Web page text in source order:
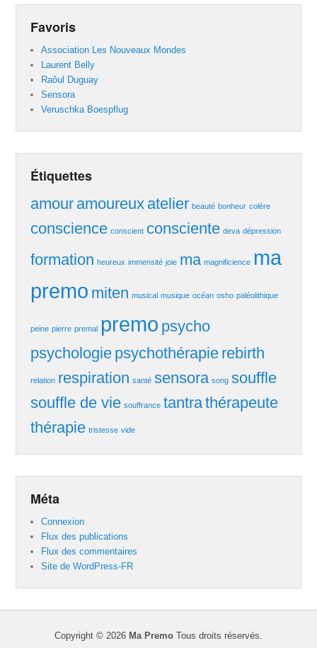
Favoris
Association Les Nouveaux Mondes
Laurent Belly
Raôul Duguay
Sensora
Veruschka Boespflug
Étiquettes
amour amoureux atelier beauté bonheur colère
conscience conscient consciente deva dépression
formation heureux immensité joie ma magnificience ma
premo miten musical musique océan osho paléolithique
peine pierre premal premo psycho
psychologie psychothérapie rebirth
relation respiration santé sensora song souffle
souffle de vie souffrance tantrathérapeute
thérapie tristesse vide
Méta
Connexion
Flux des publications
Flux des commentaires
Site de WordPress-FR
Copyright © 2026 Ma Premo Tous droits réservés.